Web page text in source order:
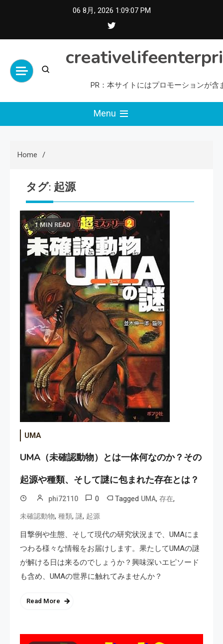
06 8月, 2026 1:09:07 PM
PR：本サイトにはプロモーションが含
Menu
Home
タグ: 起源
1 MIN READ
UMA
UMA（未確認動物）とは一体何なのか？その
起源や種類、そして謎に包まれた存在とは？
phi72110 0 Tagged UMA, 存在,
未確認動物, 種類, 謎, 起源
目撃例や生態、そして現代の研究状況まで、UMAにま
つわる様々な情報をお届けします。果たしてUMAの謎
が解ける日は来るのでしょうか？興味深いエピソード
も含め、UMAの世界に触れてみませんか？
Read More